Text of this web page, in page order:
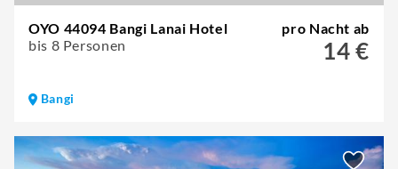
OYO 44094 Bangi Lanai Hotel
bis 8 Personen
pro Nacht ab
14 €
Bangi